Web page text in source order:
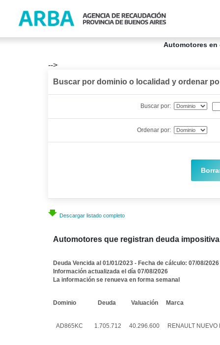
Automotores
-->
Buscar por dominio o localidad y ordenar
Buscar por:
Ordenar por:
Descargar listado completo
Automotores que registran deuda impositiva
Deuda Vencida al 01/01/2023 - Fecha de cálculo: 07/08/2026
Información actualizada el día 07/08/2026
La información se renueva en forma semanal
Dominio Deuda Valuación Marca
AD865KC 1.705.712 40.296.600 RENAULT NUEVO